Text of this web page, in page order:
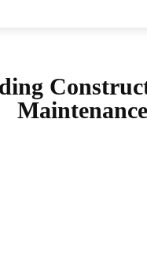
Maintenance